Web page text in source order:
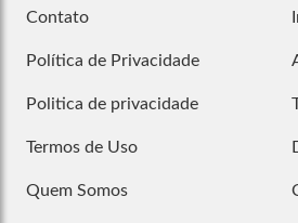
Contato
Política de Privacidade
Politica de privacidade
Termos de Uso
Quem Somos